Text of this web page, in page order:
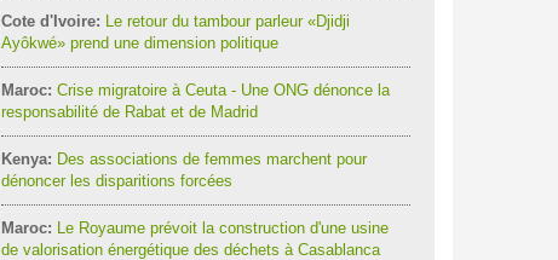
Cote d'Ivoire: Le retour du tambour parleur «Djidji
Ayôkwé» prend une dimension politique
Maroc: Crise migratoire à Ceuta - Une ONG dénonce la
responsabilité de Rabat et de Madrid
Kenya: Des associations de femmes marchent pour
dénoncer les disparitions forcées
Maroc: Le Royaume prévoit la construction d'une usine
de valorisation énergétique des déchets à Casablanca